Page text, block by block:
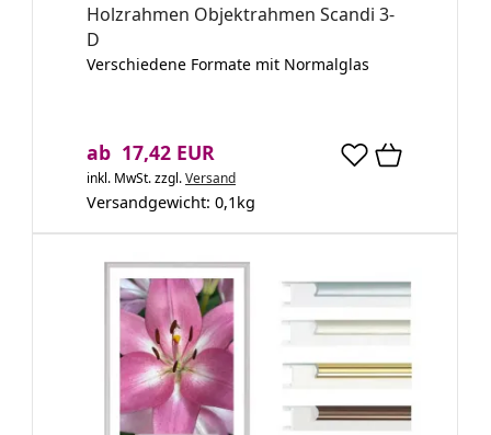
Holzrahmen Objektrahmen Scandi 3-
D
Verschiedene Formate mit Normalglas
ab 17,42 EUR
inkl. MwSt.zzgl.Versand
Versandgewicht: 0,1kg